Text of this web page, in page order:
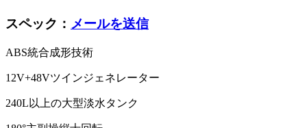
スペック： メールを送信
ABS統合成形技術
12V+48Vツインジェネレーター
240L以上の大型淡水タンク